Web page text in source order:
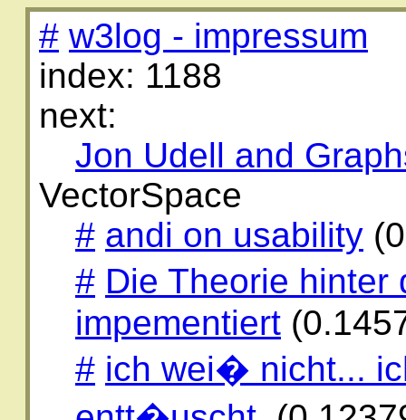
# w3log - impressum
index: 1188
next:
Jon Udell and
VectorSpace
# andi on usability
# Die Theorie
impementiert
# ich wei� nicht...